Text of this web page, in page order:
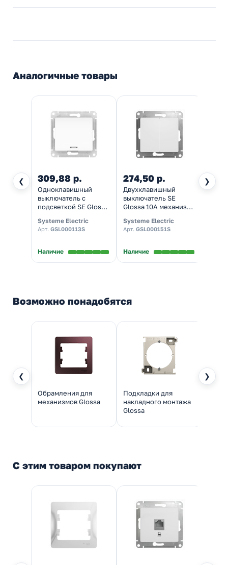
Аналогичные товары
❮ ❯
309,88 р.
Одноклавишный
выключатель с
подсветкой SE Glossa
быстрозажимные
клеммы, белый
Systeme Electric
Арт. GSL000113S
Наличие
274,50 р.
Двухклавишный
выключатель SE
Glossa 10A механизм
клеммы, белый
Systeme Electric
Арт. GSL000151S
Наличие
Блок
Возможно понадобятся
❮ ❯
Обрамления для
механизмов Glossa
Подкладки для
накладного монтажа
Glossa
С этим товаром покупают